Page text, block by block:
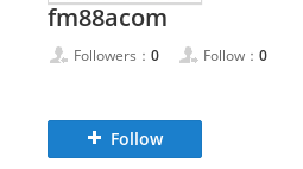
fm88acom
Followers： 0 Follow： 0
Follow